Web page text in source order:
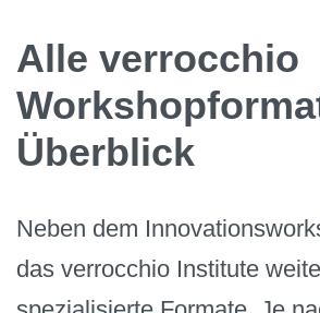
Alle verrocchio
Überblick
Neben dem
das verrocchio Institute